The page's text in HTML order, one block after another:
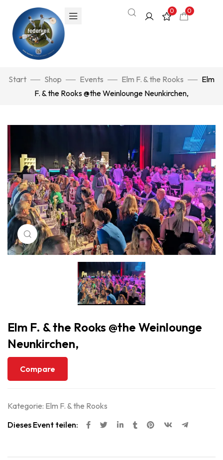
0 0
Start Shop Events Elm F. & the Rooks
Elm
F. & the Rooks @the Weinlounge Neunkirchen,
Klicken um zu vergrößern
Elm F. & the Rooks @the Weinlounge
Neunkirchen,
Compare
Kategorie: Elm F. & the Rooks
Dieses Event teilen: